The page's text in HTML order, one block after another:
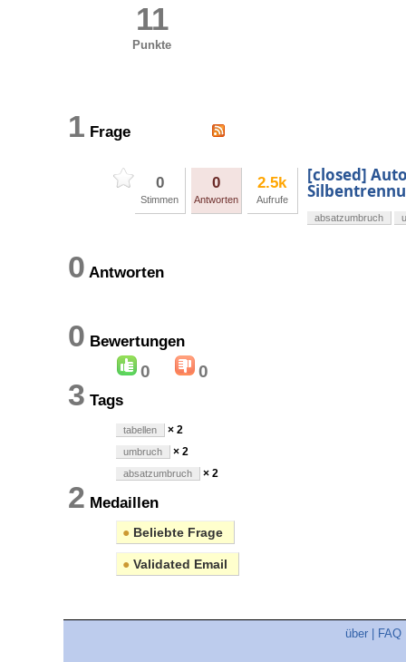
11
Punkte
1 Frage
0
Stimmen
0
Antworten
2.5k
Aufrufe
[closed]
absatzumbruch
0 Antworten
0 Bewertungen
0 0
3 Tags
tabellen × 2
umbruch × 2
absatzumbruch × 2
2 Medaillen
● Beliebte Frage
● Validated Email
über FAQ